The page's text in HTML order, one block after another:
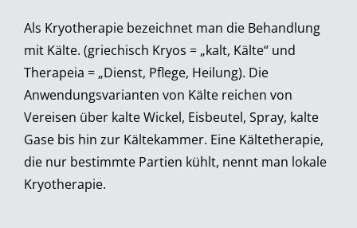
Als Kryotherapie bezeichnet man die Behandlung
mit Kälte. (griechisch Kryos = „kalt, Kälte“ und
Therapeia = „Dienst, Pflege, Heilung). Die
Anwendungsvarianten von Kälte reichen von
Vereisen über kalte Wickel, Eisbeutel, Spray, kalte
Gase bis hin zur Kältekammer. Eine Kältetherapie,
die nur bestimmte Partien kühlt, nennt man lokale
Kryotherapie.